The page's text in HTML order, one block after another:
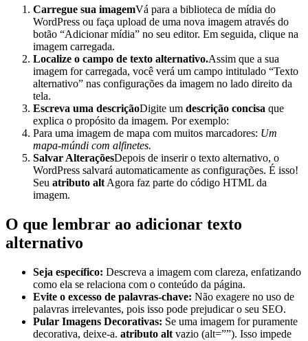
Carregue sua imagemVá para a biblioteca de mídia do
WordPress ou faça upload de uma nova imagem através do
botão “Adicionar mídia” no seu editor. Em seguida, clique na
imagem carregada.
Localize o campo de texto alternativo.Assim que a sua
imagem for carregada, você verá um campo intitulado “Texto
alternativo” nas configurações da imagem no lado direito da
tela.
Escreva uma descriçãoDigite um descrição concisa que
explica o propósito da imagem. Por exemplo:
Para uma imagem de mapa com muitos marcadores: Um
mapa-múndi com alfinetes.
Salvar AlteraçõesDepois de inserir o texto alternativo, o
WordPress salvará automaticamente as configurações. É isso!
Seu atributo alt Agora faz parte do código HTML da
imagem.
O que lembrar ao adicionar texto
alternativo
Seja específico: Descreva a imagem com clareza, enfatizando
como ela se relaciona com o conteúdo da página.
Evite o excesso de palavras-chave: Não exagere no uso de
palavras irrelevantes, pois isso pode prejudicar o seu SEO.
Pular Imagens Decorativas: Se uma imagem for puramente
decorativa, deixe-a. atributo alt vazio (alt=””). Isso impede